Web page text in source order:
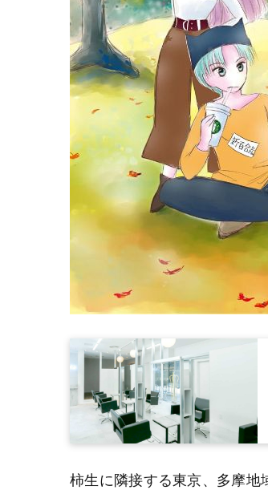
柿生に隣接する東京、多摩地